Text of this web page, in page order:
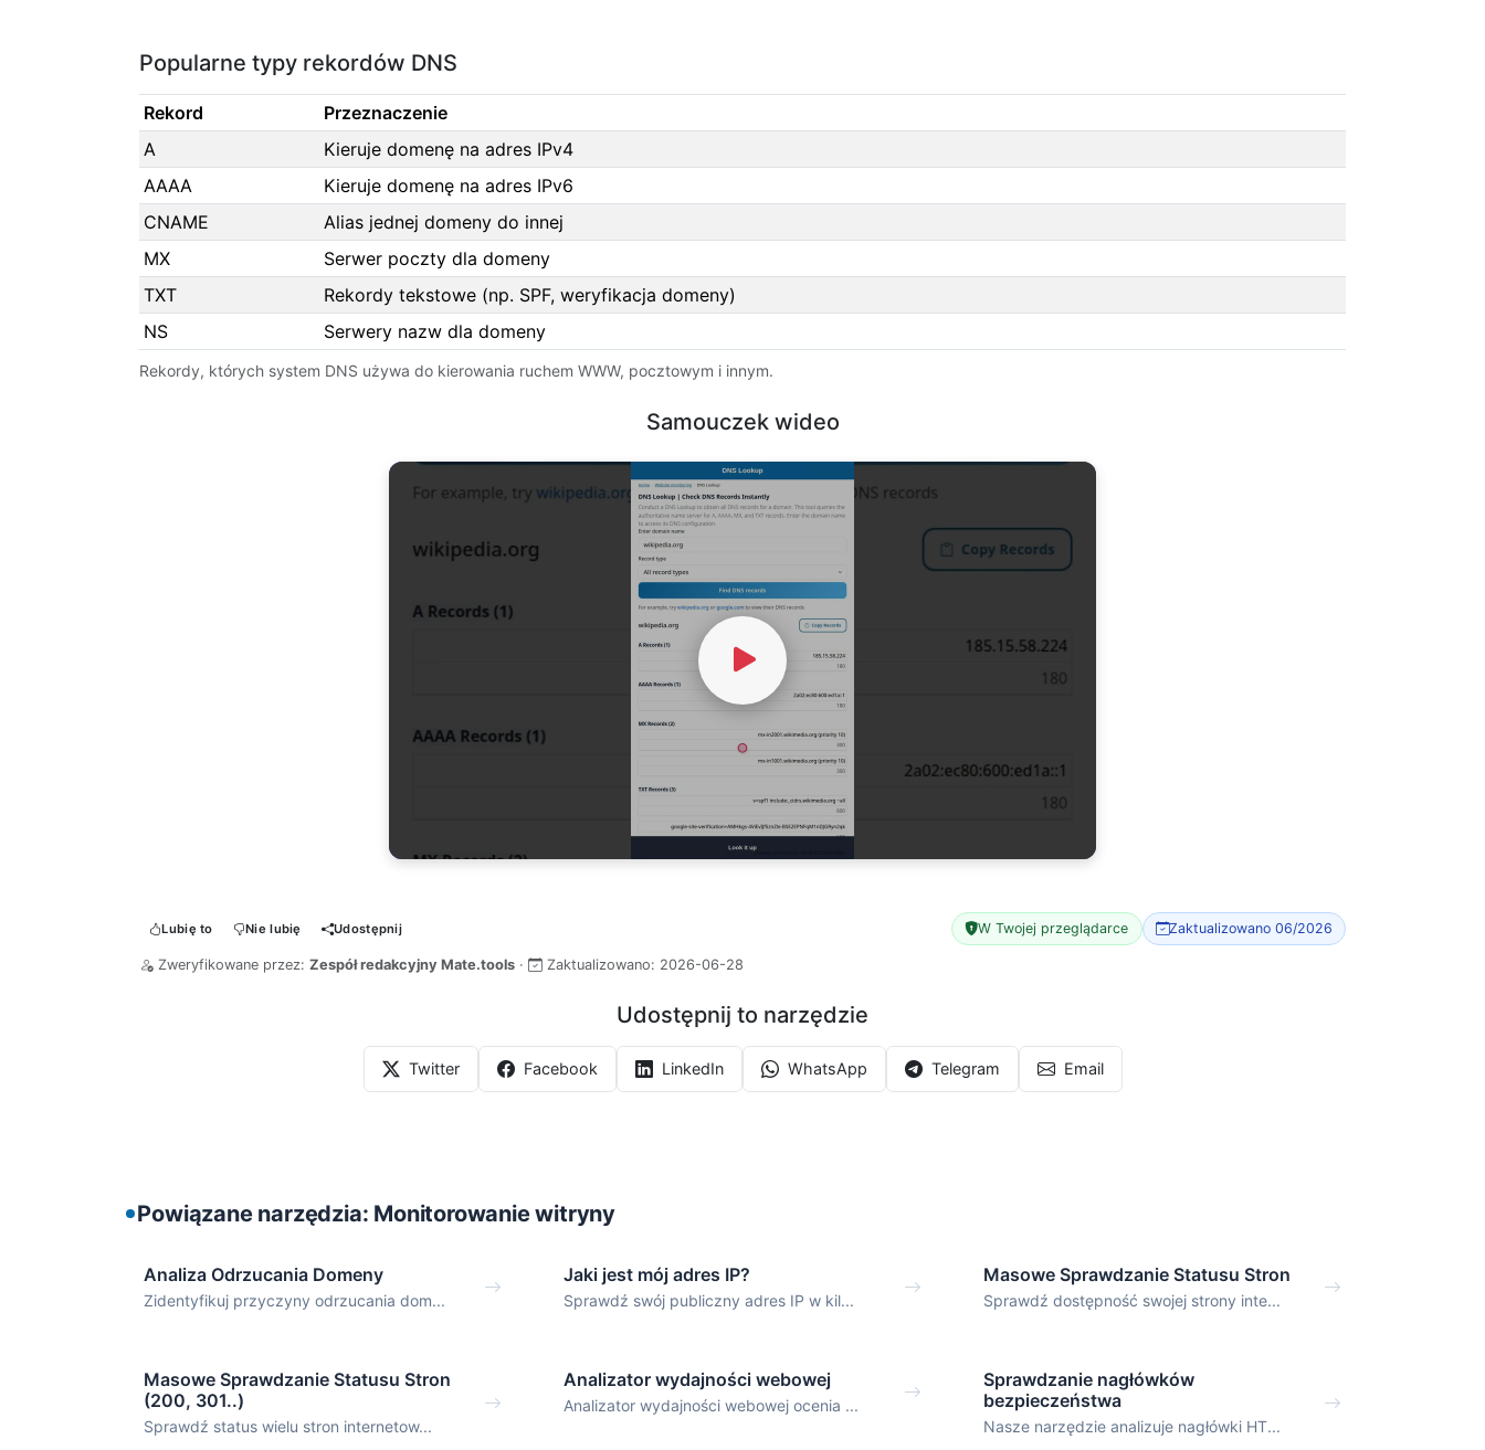
Popularne typy rekordów DNS
Rekord
Przeznaczenie
A
Kieruje domenę na adres IPv4
AAAA
Kieruje domenę na adres IPv6
CNAME
Alias jednej domeny do innej
MX
Serwer poczty dla domeny
TXT
Rekordy tekstowe (np. SPF, weryfikacja domeny)
NS
Serwery nazw dla domeny
Rekordy, których system DNS używa do kierowania ruchem WWW, pocztowym i innym.
Samouczek wideo
Watch Video
Lubię to Nie lubię Udostępnij W Twojej przeglądarce Zaktualizowano 06/2026
Zweryfikowane przez: Zespół redakcyjny Mate.tools · Zaktualizowano: 2026-06-28
Udostępnij to narzędzie
Twitter Facebook LinkedIn WhatsApp Telegram Email
Powiązane narzędzia: Monitorowanie witryny
Analiza Odrzucania Domeny
Zidentyfikuj przyczyny odrzucania dom...
Jaki jest mój adres IP?
Sprawdź swój publiczny adres IP w kil...
Masowe Sprawdzanie Statusu Stron
Sprawdź dostępność swojej strony inte...
Masowe Sprawdzanie Statusu Stron
(200, 301..)
Sprawdź status wielu stron internetow...
Analizator wydajności webowej
Analizator wydajności webowej ocenia ...
Sprawdzanie nagłówków
bezpieczeństwa
Nasze narzędzie analizuje nagłówki HT...